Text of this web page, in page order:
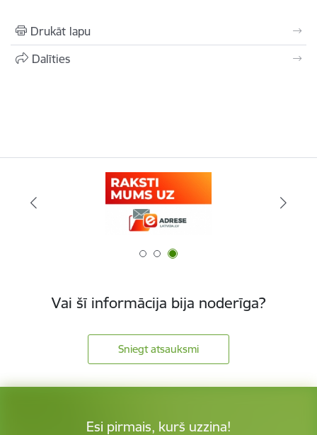
Drukāt lapu
Dalīties
Vai šī informācija bija noderīga?
Sniegt atsauksmi
Esi pirmais, kurš uzzina!